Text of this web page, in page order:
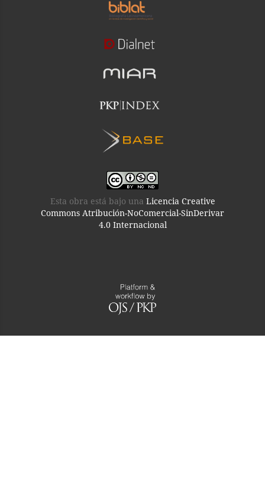
Esta obra está bajo una Licencia Creative
Commons Atribución-NoComercial-SinDerivar
4.0 Internacional